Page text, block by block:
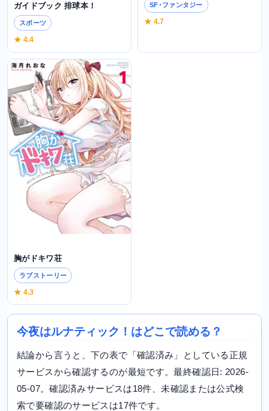
ガイドブック 排球本！
スポーツ
★ 4.4
SF･ファンタジー
★ 4.7
胸がドキワ荘
ラブストーリー
★ 4.3
今夜はルナティック！はどこで読める？
結論から言うと、下の表で「確認済み」としている正規
サービスから確認するのが最短です。最終確認日: 2026-
05-07。確認済みサービスは18件、未確認または公式検
索で要確認のサービスは17件です。